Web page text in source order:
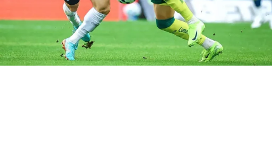
Bolívar, que resultou na eliminação da Copa Sul-
Americana. No entanto, o camisa 95 retorna justamente
quando o clube inicia mais uma disputa eliminatória.
Assim, Luís Castro ganha uma peça importante para
aumentar o poder ofensivo da equipe.